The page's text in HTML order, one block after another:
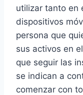
utilizar tanto en
dispositivos
persona que
sus activos en
que seguir las
se indican a
comenzar con